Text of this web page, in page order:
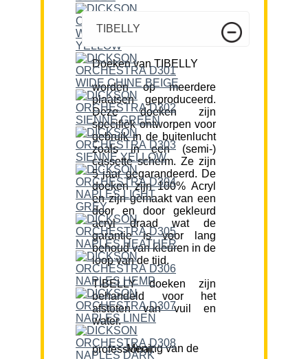
TIBELLY
Doeken van TIBELLY
worden op meerdere
plaatsen geproduceerd.
Deze doeken zijn
specifiek ontworpen voor
gebruik in de buitenlucht
zoals in een (semi-)
cassette scherm. Ze zijn
5 jaar gegarandeerd. De
doeken zijn 100% Acryl
en zijn gemaakt van een
door en door gekleurd
acryl draad wat de
garantie is voor lang
behoud van kleuren in de
loop van de tijd.
TIBELLY doeken zijn
behandeld voor het
afstoten van vuil en
water.
Mening van de professional: